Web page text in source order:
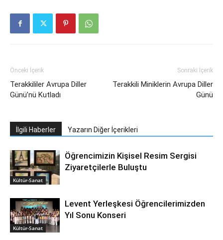
Önceki İçerik
Terakkililer Avrupa Diller
Günü’nü Kutladı
Sonraki İçerik
Terakkili Miniklerin Avrupa Diller
Günü
İlgili Haberler Yazarın Diğer İçerikleri
Kültür-Sanat
Öğrencimizin Kişisel Resim Sergisi
Ziyaretçilerle Buluştu
Kültür-Sanat
Levent Yerleşkesi Öğrencilerimizden
Yıl Sonu Konseri